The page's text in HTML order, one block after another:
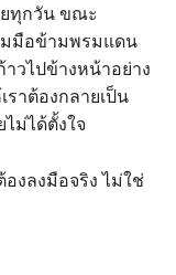
ทุกวัน ขณะ
มมือข้ามพรมแดน
วไปข้างหน้าอย่าง
าต้องกลายเป็น
ม่ได้ตั้งใจ
มือจริง ไม่ใช่